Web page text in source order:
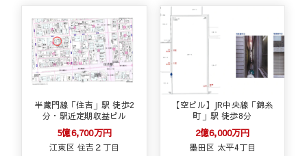
半蔵門線「住吉」駅 徒歩2
分・駅近定期収益ビル
5億6,700万円
江東区 住吉２丁目
【空ビル】JR中央線「錦糸
町」駅 徒歩8分
2億6,000万円
墨田区 太平4丁目